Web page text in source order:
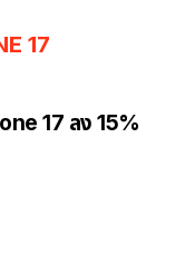
17
17 ลง 15%